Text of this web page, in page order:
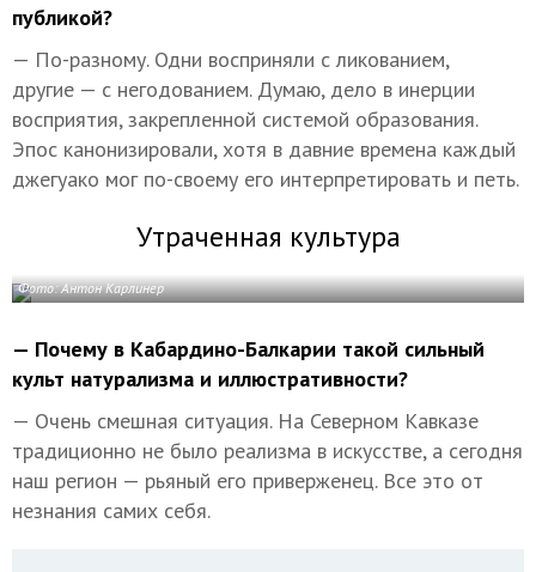
публикой?
— По-разному. Одни восприняли с ликованием,
другие — с негодованием. Думаю, дело в инерции
восприятия, закрепленной системой образования.
Эпос канонизировали, хотя в давние времена каждый
джегуако мог по-своему его интерпретировать и петь.
Утраченная культура
Фото: Антон Карлинер
— Почему в Кабардино-Балкарии такой сильный
культ натурализма и иллюстративности?
— Очень смешная ситуация. На Северном Кавказе
традиционно не было реализма в искусстве, а сегодня
наш регион — рьяный его приверженец. Все это от
незнания самих себя.